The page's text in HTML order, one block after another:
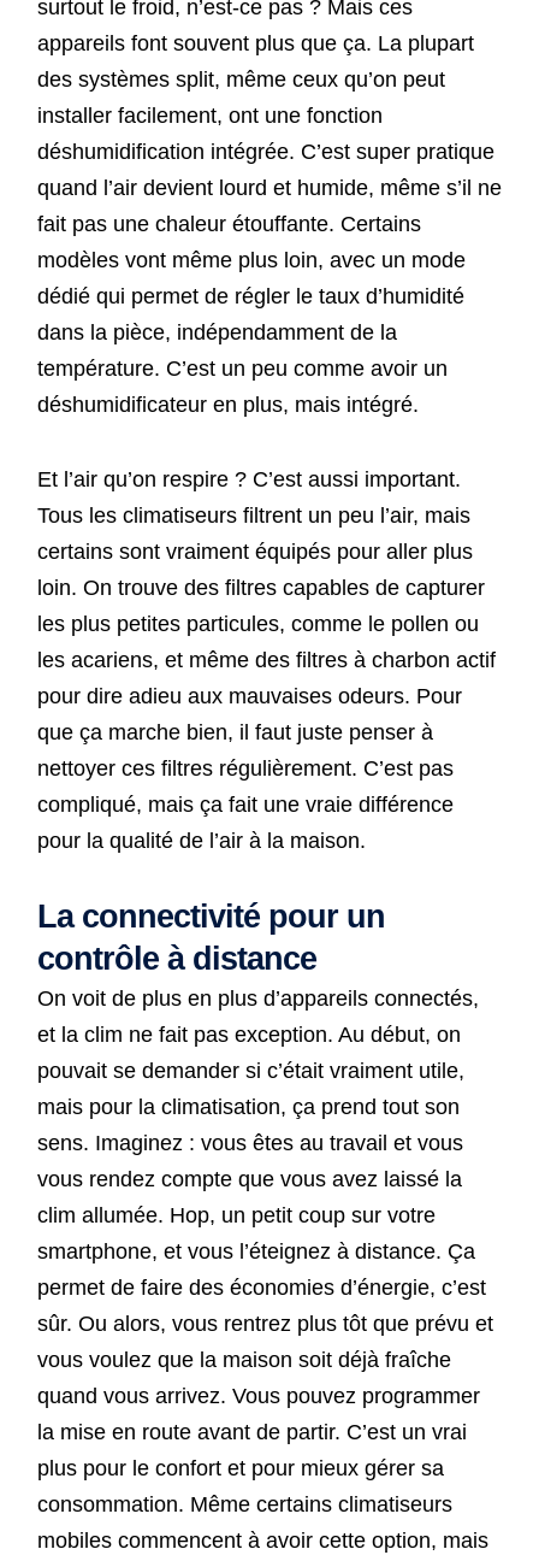
surtout le froid, n’est-ce pas ? Mais ces
appareils font souvent plus que ça. La plupart
des systèmes split, même ceux qu’on peut
installer facilement, ont une fonction
déshumidification intégrée. C’est super pratique
quand l’air devient lourd et humide, même s’il ne
fait pas une chaleur étouffante. Certains
modèles vont même plus loin, avec un mode
dédié qui permet de régler le taux d’humidité
dans la pièce, indépendamment de la
température. C’est un peu comme avoir un
déshumidificateur en plus, mais intégré.
Et l’air qu’on respire ? C’est aussi important.
Tous les climatiseurs filtrent un peu l’air, mais
certains sont vraiment équipés pour aller plus
loin. On trouve des filtres capables de capturer
les plus petites particules, comme le pollen ou
les acariens, et même des filtres à charbon actif
pour dire adieu aux mauvaises odeurs. Pour
que ça marche bien, il faut juste penser à
nettoyer ces filtres régulièrement. C’est pas
compliqué, mais ça fait une vraie différence
pour la qualité de l’air à la maison.
La connectivité pour un
contrôle à distance
On voit de plus en plus d’appareils connectés,
et la clim ne fait pas exception. Au début, on
pouvait se demander si c’était vraiment utile,
mais pour la climatisation, ça prend tout son
sens. Imaginez : vous êtes au travail et vous
vous rendez compte que vous avez laissé la
clim allumée. Hop, un petit coup sur votre
smartphone, et vous l’éteignez à distance. Ça
permet de faire des économies d’énergie, c’est
sûr. Ou alors, vous rentrez plus tôt que prévu et
vous voulez que la maison soit déjà fraîche
quand vous arrivez. Vous pouvez programmer
la mise en route avant de partir. C’est un vrai
plus pour le confort et pour mieux gérer sa
consommation. Même certains climatiseurs
mobiles commencent à avoir cette option, mais